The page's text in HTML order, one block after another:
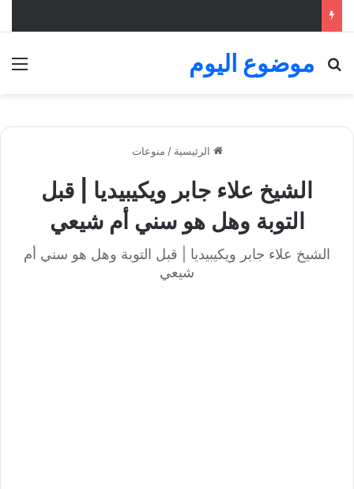
موضوع اليوم
بحث عن
الرئيسية / منوعات
الشيخ علاء جابر ويكيبيديا | قبل
التوبة وهل هو سني أم شيعي
الشيخ علاء جابر ويكيبيديا | قبل التوبة وهل هو سني أم
شيعي